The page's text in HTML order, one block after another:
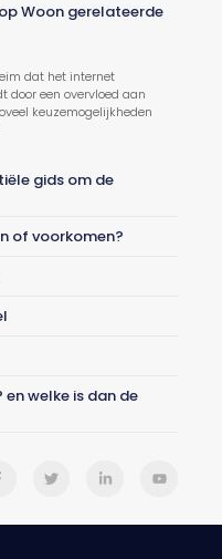
Woon gerelateerde
dat het internet
door een overvloed aan
keuzemogelijkheden
gids om de
of voorkomen?
welke is dan de